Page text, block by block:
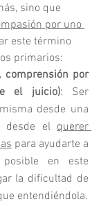
sino que
por uno
este término
primarios:
comprensión por
el juicio): Ser
desde una
desde el querer
para ayudarte a
en este
la dificultad de
entendiéndola.